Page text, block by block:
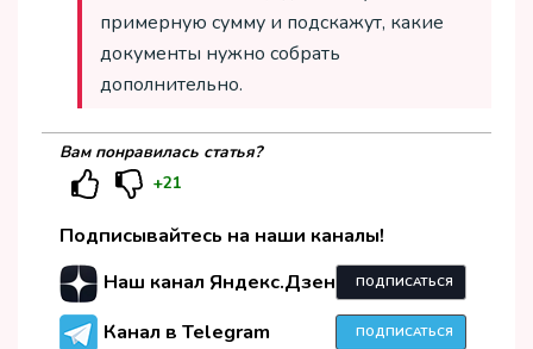
примерную сумму и подскажут, какие
документы нужно собрать
дополнительно.
Вам понравилась статья?
+21
Подписывайтесь на наши каналы!
Наш канал Яндекс.Дзен
ПОДПИСАТЬСЯ
Канал в Telegram ПОДПИСАТЬСЯ